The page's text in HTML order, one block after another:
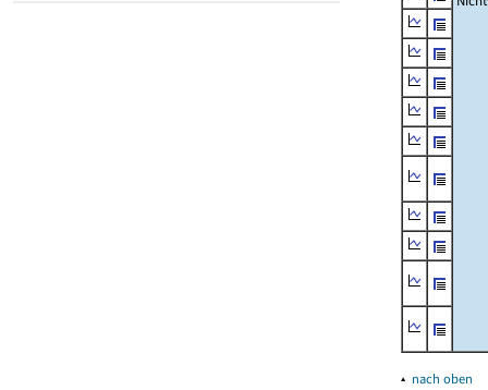
▴ nach oben